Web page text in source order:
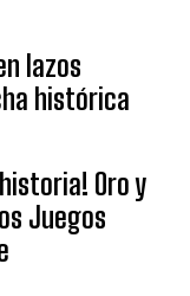
lazos
histórica
Oro y
Juegos